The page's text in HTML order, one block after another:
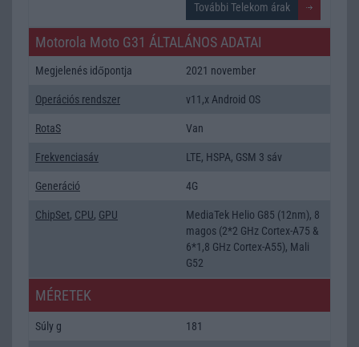
Motorola Moto G31 ÁLTALÁNOS ADATAI
Megjelenés időpontja 2021 november
Operációs rendszer v11,x Android OS
RotaS Van
Frekvenciasáv LTE, HSPA, GSM 3 sáv
Generáció 4G
ChipSet, CPU, GPU
MediaTek Helio G85 (12nm), 8
magos (2*2 GHz Cortex-A75 &
6*1,8 GHz Cortex-A55), Mali
G52
MÉRETEK
Súly g 181